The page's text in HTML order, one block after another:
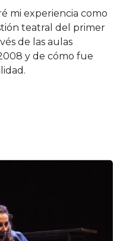
mi experiencia como
teatral del primer
de las aulas
y de cómo fue